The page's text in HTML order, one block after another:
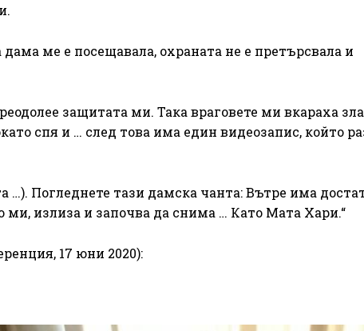
ме е посещавала, охраната не е претърсвала и
защитата ми. Така враговете ми вкараха
спя и … след това има един видеозапис, който
…). Погледнете тази дамска чанта: Вътре има
ми, излиза и започва да снима … Като Мата Хари.“
17 юни 2020):